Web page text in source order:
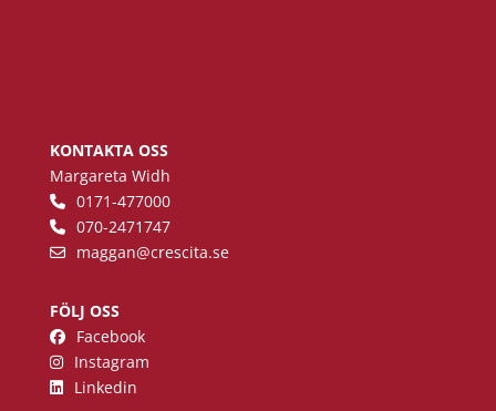
KONTAKTA OSS
Margareta Widh
0171-477000
070-2471747
maggan@crescita.se
FÖLJ OSS
Facebook
Instagram
Linkedin